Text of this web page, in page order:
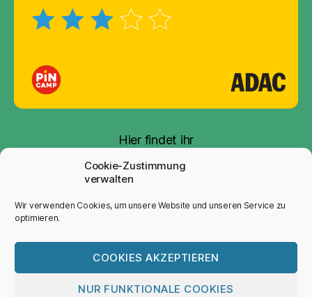
Cookie-Zustimmung
verwalten
Wir verwenden Cookies, um unsere Website und unseren Service zu
optimieren.
COOKIES AKZEPTIEREN
NUR FUNKTIONALE COOKIES
Hier findet ihr
unsere
Auszeichnung
© ..: camping-rehbocktal.de :.:© 2012
info@art-tec-com.de:.:
aktualisiert 18. Juli 2026 :..
Nach oben↑